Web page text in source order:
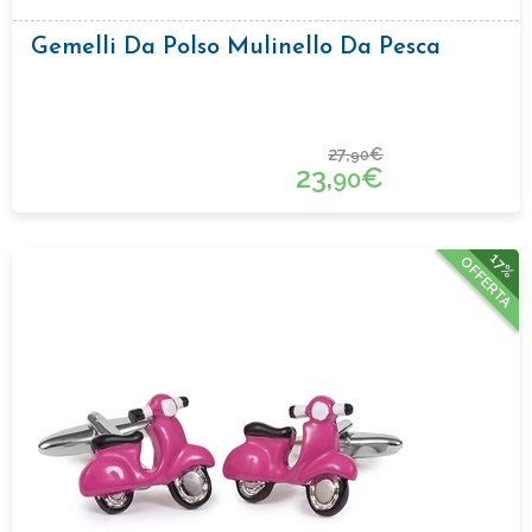
Gemelli Da Polso Mulinello Da Pesca
27,90€
23,90€
17%
OFFERTA